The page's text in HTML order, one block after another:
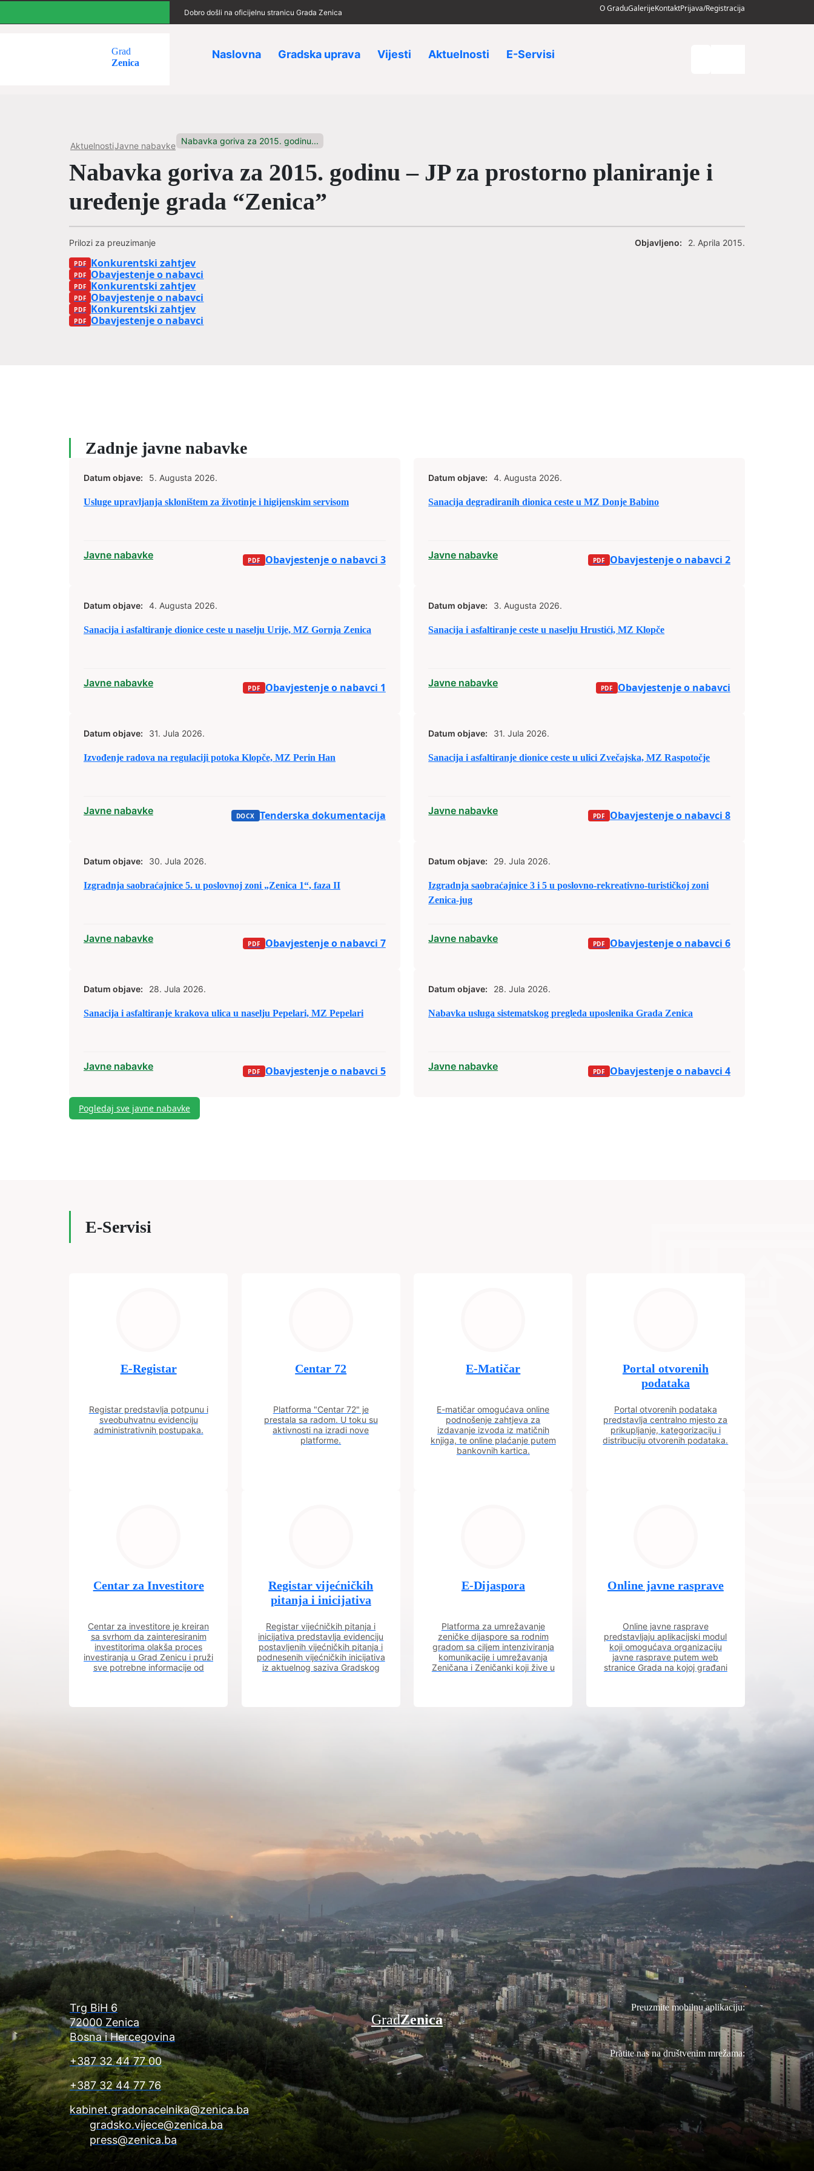
Dobro došli na oficijelnu stranicu Grada Zenica O GraduGalerijeKontaktPrijava/Registracija
Grad
Zenica
Naslovna Gradska uprava Vijesti Aktuelnosti E-Servisi
AktuelnostiJavne nabavke Nabavka goriva za 2015. godinu...
Nabavka goriva za 2015. godinu – JP za prostorno planiranje i
uređenje grada “Zenica”
Prilozi za preuzimanje
Konkurentski zahtjev
Obavjestenje o nabavci
Konkurentski zahtjev
Obavjestenje o nabavci
Konkurentski zahtjev
Obavjestenje o nabavci
Objavljeno: 2. Aprila 2015.
Zadnje javne nabavke
Datum objave: 5. Augusta 2026.
Usluge upravljanja skloništem za životinje i higijenskim servisom
Javne nabavke Obavjestenje o nabavci 3
Datum objave: 4. Augusta 2026.
Sanacija degradiranih dionica ceste u MZ Donje Babino
Javne nabavke Obavjestenje o nabavci 2
Datum objave: 4. Augusta 2026.
Sanacija i asfaltiranje dionice ceste u naselju Urije, MZ Gornja Zenica
Javne nabavke Obavjestenje o nabavci 1
Datum objave: 3. Augusta 2026.
Sanacija i asfaltiranje ceste u naselju Hrustići, MZ Klopče
Javne nabavke Obavjestenje o nabavci
Datum objave: 31. Jula 2026.
Izvođenje radova na regulaciji potoka Klopče, MZ Perin Han
Javne nabavke Tenderska dokumentacija
Datum objave: 31. Jula 2026.
Sanacija i asfaltiranje dionice ceste u ulici Zvečajska, MZ Raspotočje
Javne nabavke Obavjestenje o nabavci 8
Datum objave: 30. Jula 2026.
Izgradnja saobraćajnice 5. u poslovnoj zoni „Zenica 1“, faza II
Javne nabavke Obavjestenje o nabavci 7
Datum objave: 29. Jula 2026.
Izgradnja saobraćajnice 3 i 5 u poslovno-rekreativno-turističkoj zoni
Zenica-jug
Javne nabavke Obavjestenje o nabavci 6
Datum objave: 28. Jula 2026.
Sanacija i asfaltiranje krakova ulica u naselju Pepelari, MZ Pepelari
Javne nabavke Obavjestenje o nabavci 5
Datum objave: 28. Jula 2026.
Nabavka usluga sistematskog pregleda uposlenika Grada Zenica
Javne nabavke Obavjestenje o nabavci 4
Pogledaj sve javne nabavke
E-Servisi
E-Registar
Registar predstavlja potpunu i
sveobuhvatnu evidenciju
administrativnih postupaka.
Centar 72
Platforma "Centar 72" je
prestala sa radom. U toku su
aktivnosti na izradi nove
platforme.
E-Matičar
E-matičar omogućava online
podnošenje zahtjeva za
izdavanje izvoda iz matičnih
knjiga, te online plaćanje putem
bankovnih kartica.
Portal otvorenih
podataka
Portal otvorenih podataka
predstavlja centralno mjesto za
prikupljanje, kategorizaciju i
distribuciju otvorenih podataka.
Centar za Investitore
Centar za investitore je kreiran
sa svrhom da zainteresiranim
investitorima olakša proces
investiranja u Grad Zenicu i pruži
sve potrebne informacije od
Registar vijećničkih
pitanja i inicijativa
Registar vijećničkih pitanja i
inicijativa predstavlja evidenciju
postavljenih vijećničkih pitanja i
podnesenih vijećničkih inicijativa
iz aktuelnog saziva Gradskog
E-Dijaspora
Platforma za umrežavanje
zeničke dijaspore sa rodnim
gradom sa ciljem intenziviranja
komunikacije i umrežavanja
Zeničana i Zeničanki koji žive u
Online javne rasprave
Online javne rasprave
predstavljaju aplikacijski modul
koji omogućava organizaciju
javne rasprave putem web
stranice Grada na kojoj građani
Trg BiH 6
72000 Zenica
Bosna i Hercegovina
+387 32 44 77 00
+387 32 44 77 76
kabinet.gradonacelnika@zenica.ba
gradsko.vijece@zenica.ba
press@zenica.ba
GradZenica
Preuzmite mobilnu aplikaciju:
Pratite nas na društvenim mrežama: